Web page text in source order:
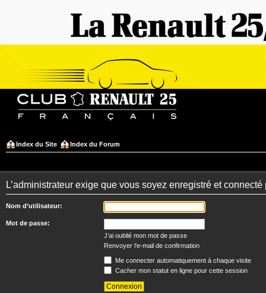
Index du Site Index du Forum
L’administrateur exige que vous soyez enregistré et
Nom d’utilisateur:
Mot de passe:
J’ai oublié mon mot de passe
Renvoyer l’e-mail de confirmation
Me connecter automatiquement à chaque visite
Cacher mon statut en ligne pour cette session